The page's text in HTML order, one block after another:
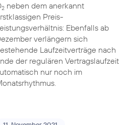
2neben dem anerkannt
Preis-
Ebenfalls ab
verlängern sich
Laufzeitverträge nach
der regulären Vertragslaufzeit
nur noch im